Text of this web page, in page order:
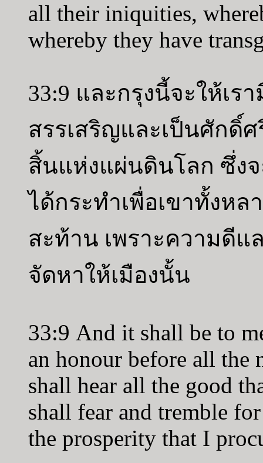
all their iniquities,
whereby they have
33:9 และกรุงนี้จะให้เ
สรรเสริญและเป็นศักดิ์
สิ้นแห่งแผ่นดินโลก ซึ่ง
ได้กระทำเพื่อเขาทั้งหล
สะท้าน เพราะความดีแ
จัดหาให้เมืองนั้น
33:9 And it shall be to
an honour before all the
shall hear all the good
shall fear and tremble
the prosperity that I